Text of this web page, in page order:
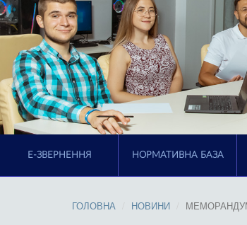
E-ЗВЕРНЕННЯ НОРМАТИВНА БАЗА
ГОЛОВНА НОВИНИ